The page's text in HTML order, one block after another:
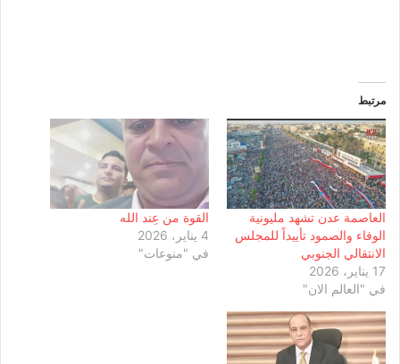
مرتبط
العاصمة عدن تشهد مليونية
الوفاء والصمود تأييداً للمجلس
الانتقالي الجنوبي
17 يناير، 2026
في "العالم الان"
القوة من عِند الله
4 يناير، 2026
في "منوعات"